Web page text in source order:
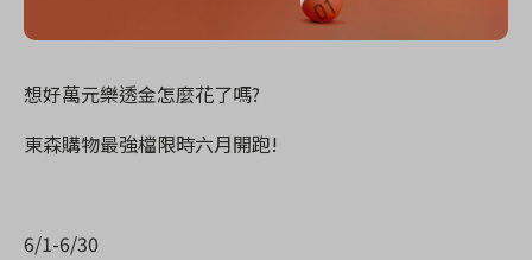
想好萬元樂透金怎麼花了嗎?
東森購物最強檔限時六月開跑!
6/1-6/30